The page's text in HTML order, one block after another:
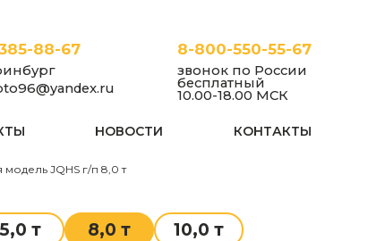
88-67 8-800-550-55-67
звонок по России
бесплатный
10.00-18.00 МСК
НОВОСТИ КОНТАКТЫ
JQHS г/п 8,0 т
5,0 т 8,0 т
10,0 т